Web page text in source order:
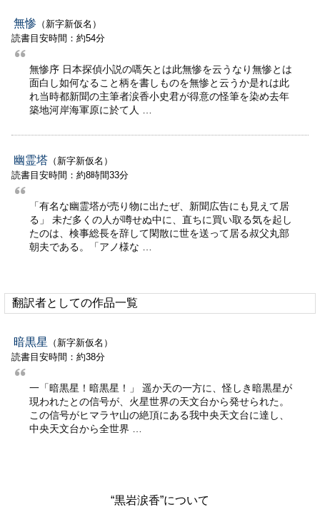
無惨 （新字新仮名）
読書目安時間：約54分
無惨序 日本探偵小説の嚆矢とは此無惨を云うなり無惨とは
面白し如何なること柄を書しものを無惨と云うか是れは此
れ当時都新聞の主筆者涙香小史君が得意の怪筆を染め去年
築地河岸海軍原に於て人 …
幽霊塔 （新字新仮名）
読書目安時間：約8時間33分
「有名な幽霊塔が売り物に出たぜ、新聞広告にも見えて居
る」 未だ多くの人が噂せぬ中に、直ちに買い取る気を起し
たのは、検事総長を辞して閑散に世を送って居る叔父丸部
朝夫である。「アノ様な …
翻訳者としての作品一覧
暗黒星
（新字新仮名）
読書目安時間：約38分
一「暗黒星！暗黒星！」 遥か天の一方に、怪しき暗黒星が
現われたとの信号が、火星世界の天文台から発せられた。
この信号がヒマラヤ山の絶頂にある我中央天文台に達し、
中央天文台から全世界 …
“黒岩涙香”について